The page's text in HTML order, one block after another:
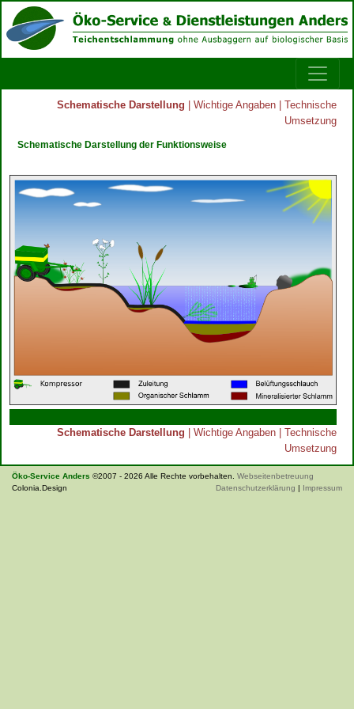
Schematische Darstellung Wichtige Angaben
Technische
Umsetzung
Schematische Darstellung der Funktionsweise
Schematische Darstellung Wichtige Angaben
Technische
Umsetzung
Öko-Service Anders ©2007 - 2026 Alle Rechte vorbehalten. Webseitenbetreuung
Colonia.Design
Datenschutzerklärung Impressum